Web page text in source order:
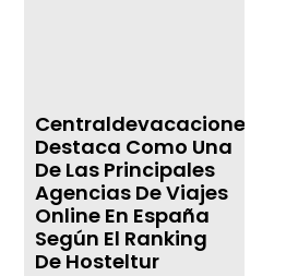
Centraldevacaciones.com
Destaca Como Una
De Las Principales
Agencias De Viajes
Online En España
Según El Ranking
De Hosteltur